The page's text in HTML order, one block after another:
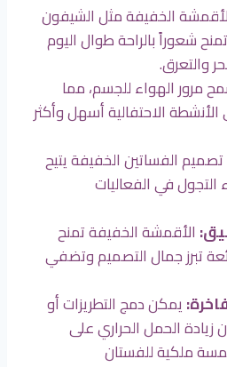
الخفيفة مثل الشيفون
شعوراً بالراحة طوال اليوم
والتعرق.
مرور الهواء للجسم، مما
الاحتفالية أسهل وأكثر
تصميم الفساتين الخفيفة يتيح
التجول في الفعاليات
: الأقمشة الخفيفة تمنح
تبرز جمال التصميم وتضفي
:يمكن دمج التطريزات أو
زيادة الحمل الحراري على
ملكية للفستان